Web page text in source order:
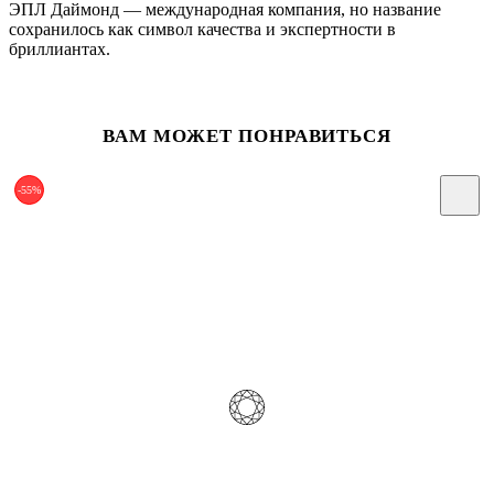
ЭПЛ Даймонд — международная компания, но название
сохранилось как символ качества и экспертности в
бриллиантах.
ВАМ МОЖЕТ ПОНРАВИТЬСЯ
-55%